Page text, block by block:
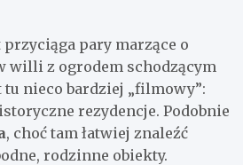
przyciąga pary marzące o
willi z ogrodem schodzącym
tu nieco bardziej „filmowy”:
rezydencje. Podobnie
, choć tam łatwiej znaleźć
rodzinne obiekty.